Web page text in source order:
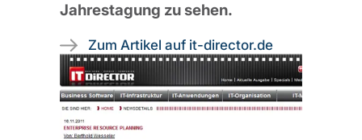
Jahrestagung zu sehen.
Zum Artikel auf it-director.de